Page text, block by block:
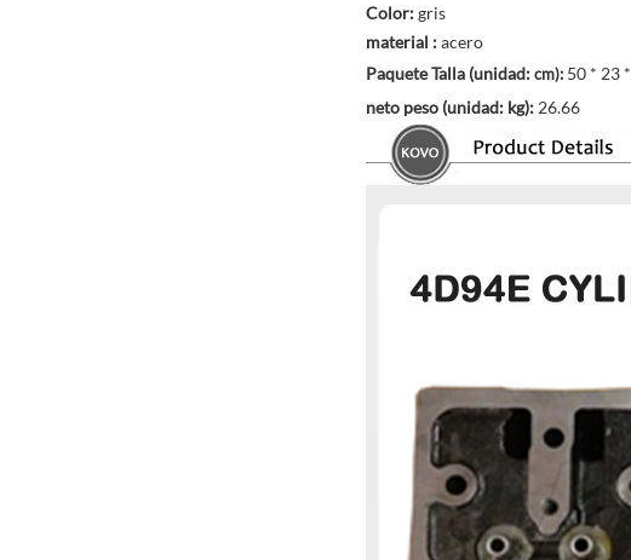
Color:gris
material :acero
Paquete Talla (unidad:cm): 50 * 23
neto peso (unidad: kg):26.66